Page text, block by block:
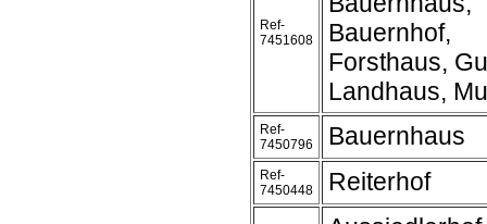
Ref-
7451608
Bauernhof,
Forsthaus,
Landhaus,
Ref-
7450796
Bauernhaus
Ref-
7450448
Reiterhof